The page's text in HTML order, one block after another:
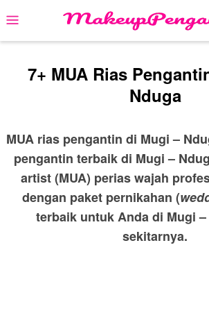
to
content
Mobile
Menu
7+ MUA Rias
Nduga
MUA rias pengantin di Mugi –
pengantin terbaik di Mugi –
artist (MUA) perias wajah
dengan paket pernikahan (
terbaik untuk Anda di Mugi
sekitarnya.